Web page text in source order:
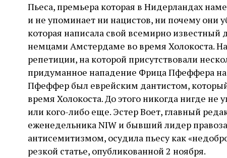
Пьеса, премьера которая в Нидерландах
и не упоминает ни нацистов, ни почему они
которая написала свой всемирно известный
немцами Амстердаме во время Холокоста.
репетиции, на которой присутствовали
придуманное нападение Фрица Пфеффера
Пфеффер был еврейским дантистом,
время Холокоста. До этого никогда нигде
или кого-либо еще. Эстер Воет, главный
еженедельника NIW и бывший лидер
антисемитизмом, осудила пьесу как
резкой статье, опубликованной 2 ноября.
По мере того как росло количество
концентрационных лагерей и узников
становилось все больше, без кремационных
печей Прюфера было не обойтись. Cжигая
тела прямо в лагере, нацисты не только
оставались верны своему архаичному культу
смерти, но и скрывали от населения соседних
городов, сколько узников погибало каждый
день в этих жутких местах
2 августа
Неразрезанные страницы
Фредиано Сесси. Перевод с итальянского
Ксении Тименчик
2